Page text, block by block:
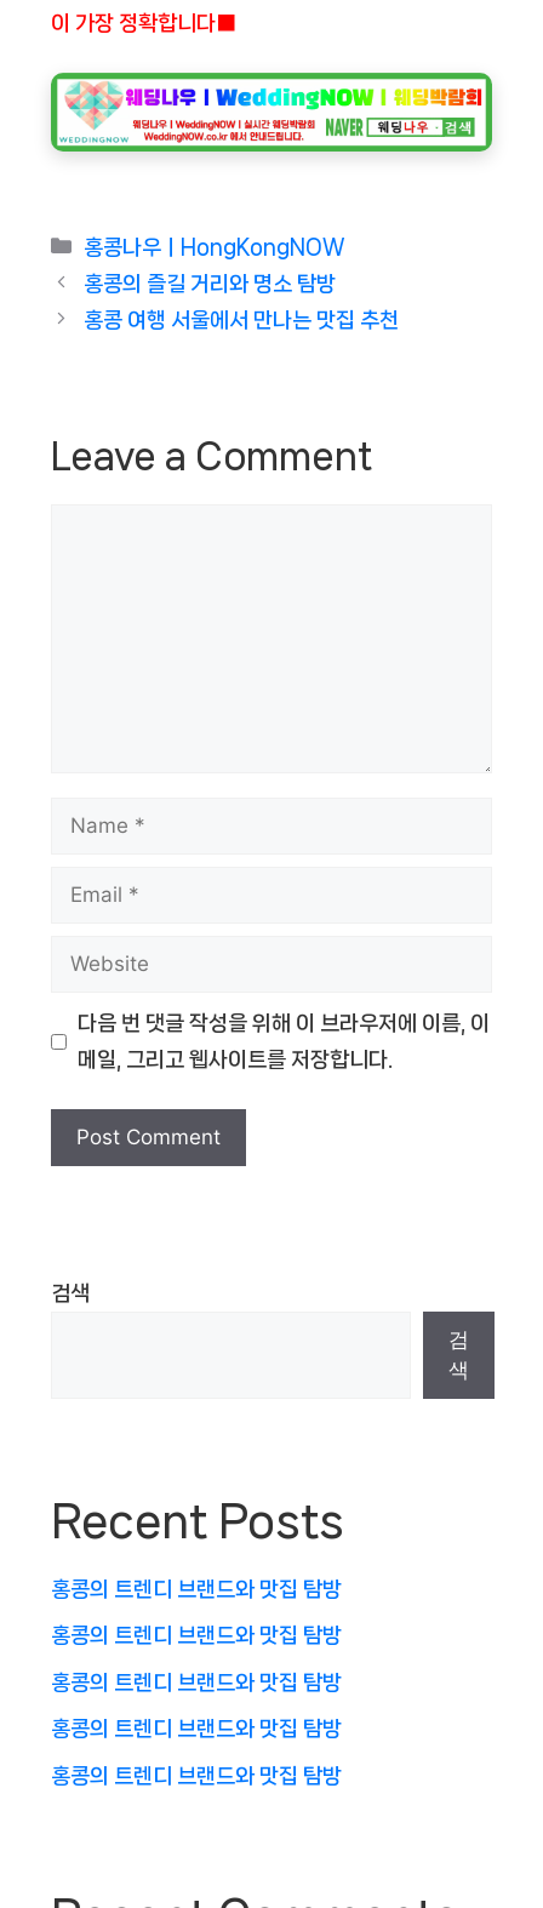
이 가장 정확합니다■
Categories
홍콩나우ㅣHongKongNOW
홍콩의 즐길 거리와 명소 탐방
홍콩 여행 서울에서 만나는 맛집 추천
Leave a Comment
Name
Email
Website
다음 번 댓글 작성을 위해 이 브라우저에 이름, 이
메일, 그리고 웹사이트를 저장합니다.
검색
검
색
Recent Posts
홍콩의 트렌디 브랜드와 맛집 탐방
홍콩의 트렌디 브랜드와 맛집 탐방
홍콩의 트렌디 브랜드와 맛집 탐방
홍콩의 트렌디 브랜드와 맛집 탐방
홍콩의 트렌디 브랜드와 맛집 탐방